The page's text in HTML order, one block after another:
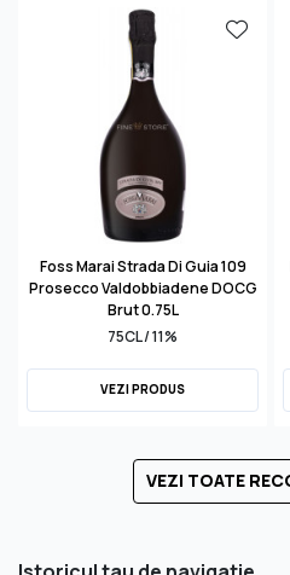
Foss Marai Strada Di Guia 109
Prosecco Valdobbiadene DOCG
Brut 0.75L
75CL / 11%
VEZI PRODUS
VEZI TOATE